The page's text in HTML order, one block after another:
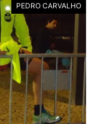
PEDRO CARVALHO